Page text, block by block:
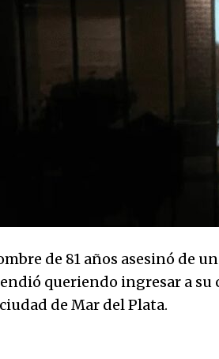
de 81 años asesinó de
queriendo ingresar a su
de Mar del Plata.